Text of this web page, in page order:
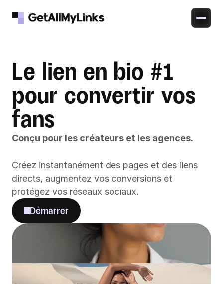
Le lien en bio #1
pour convertir vos
fans
Conçu pour les créateurs et les agences.
Créez instantanément des pages et des liens
directs, augmentez vos conversions et
protégez vos réseaux sociaux.
Démarrer